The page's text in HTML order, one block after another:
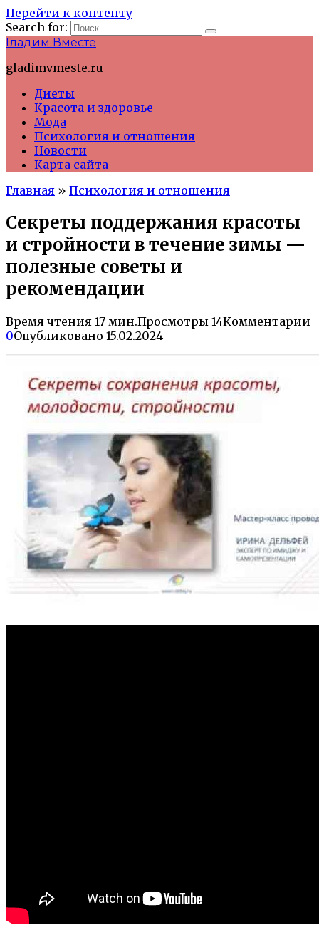
Перейти к контенту
Search for:
Гладим Вместе
gladimvmeste.ru
Диеты
Красота и здоровье
Мода
Психология и отношения
Новости
Карта сайта
Главная » Психология и отношения
Секреты поддержания красоты
и стройности в течение зимы —
полезные советы и
рекомендации
Время чтения 17 мин.Просмотры 14Комментарии
0Опубликовано 15.02.2024